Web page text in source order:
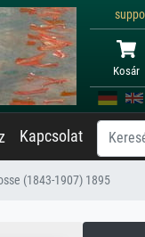
Kosár
Kapcsolat
(1843-1907) 1895